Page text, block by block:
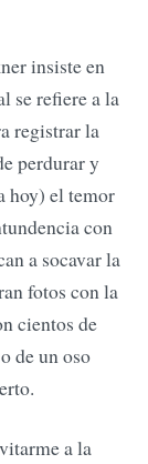
insiste en
se refiere a la
registrar la
perdurar y
hoy) el temor
con
a socavar la
fotos con la
cientos de
de un oso
a la